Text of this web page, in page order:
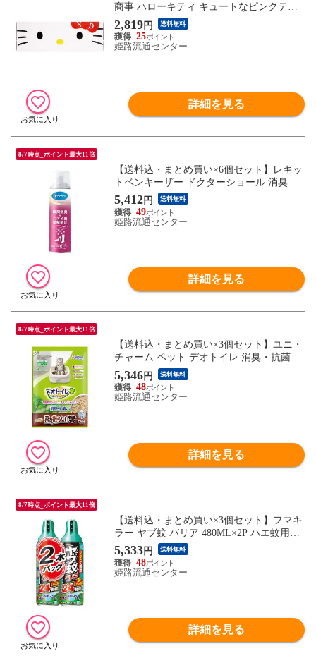
商事 ハローキティ キュートなピンクティ
シュ(300枚入(150組))
2,819円 送料無料
25
姫路流通センター
詳細を見る
8/7時点_ポイント最大11倍
【送料込・まとめ買い×6個セット】レキッ
トベンキーザー ドクターショール 消臭・
抗菌 靴スプレーベビーパウダーの香り 150
ml
5,412円 送料無料
49
姫路流通センター
詳細を見る
8/7時点_ポイント最大11倍
【送料込・まとめ買い×3個セット】ユニ・
チャーム ペット デオトイレ 消臭・抗菌チ
ップ 天然木 飛び散らない ねこ型チップ 4L
5,346円 送料無料
48
姫路流通センター
詳細を見る
8/7時点_ポイント最大11倍
【送料込・まとめ買い×3個セット】フマキ
ラー ヤブ蚊 バリア 480ML×2P ハエ蚊用エ
アゾール
5,333円 送料無料
48
姫路流通センター
詳細を見る